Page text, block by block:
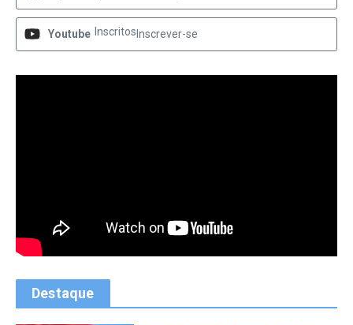
Youtube Inscritos Inscrever-se
Destaque